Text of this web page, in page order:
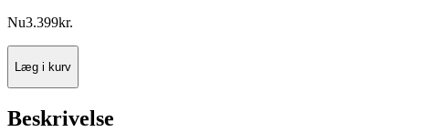
Nu3.399kr.
Læg i kurv
Beskrivelse